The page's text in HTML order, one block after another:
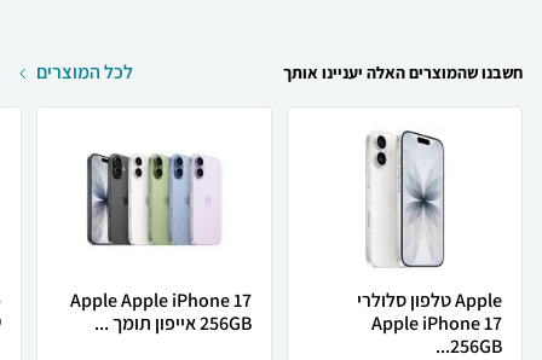
חשבנו שהמוצרים האלה יעניינו אותך לכל המוצרים
Apple טלפון סלולרי
Apple iPhone 17
256GB...
Apple Apple iPhone 17
256GB אייפון תומך ...